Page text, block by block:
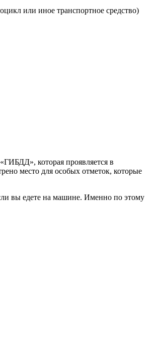
или иное транспортное средство)
которая проявляется в
место для особых отметок, которые
вы едете на машине. Именно по этому